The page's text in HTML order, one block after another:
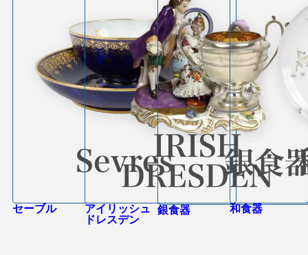
セーブル
アイリッシュ
ドレスデン
銀食器 和食器